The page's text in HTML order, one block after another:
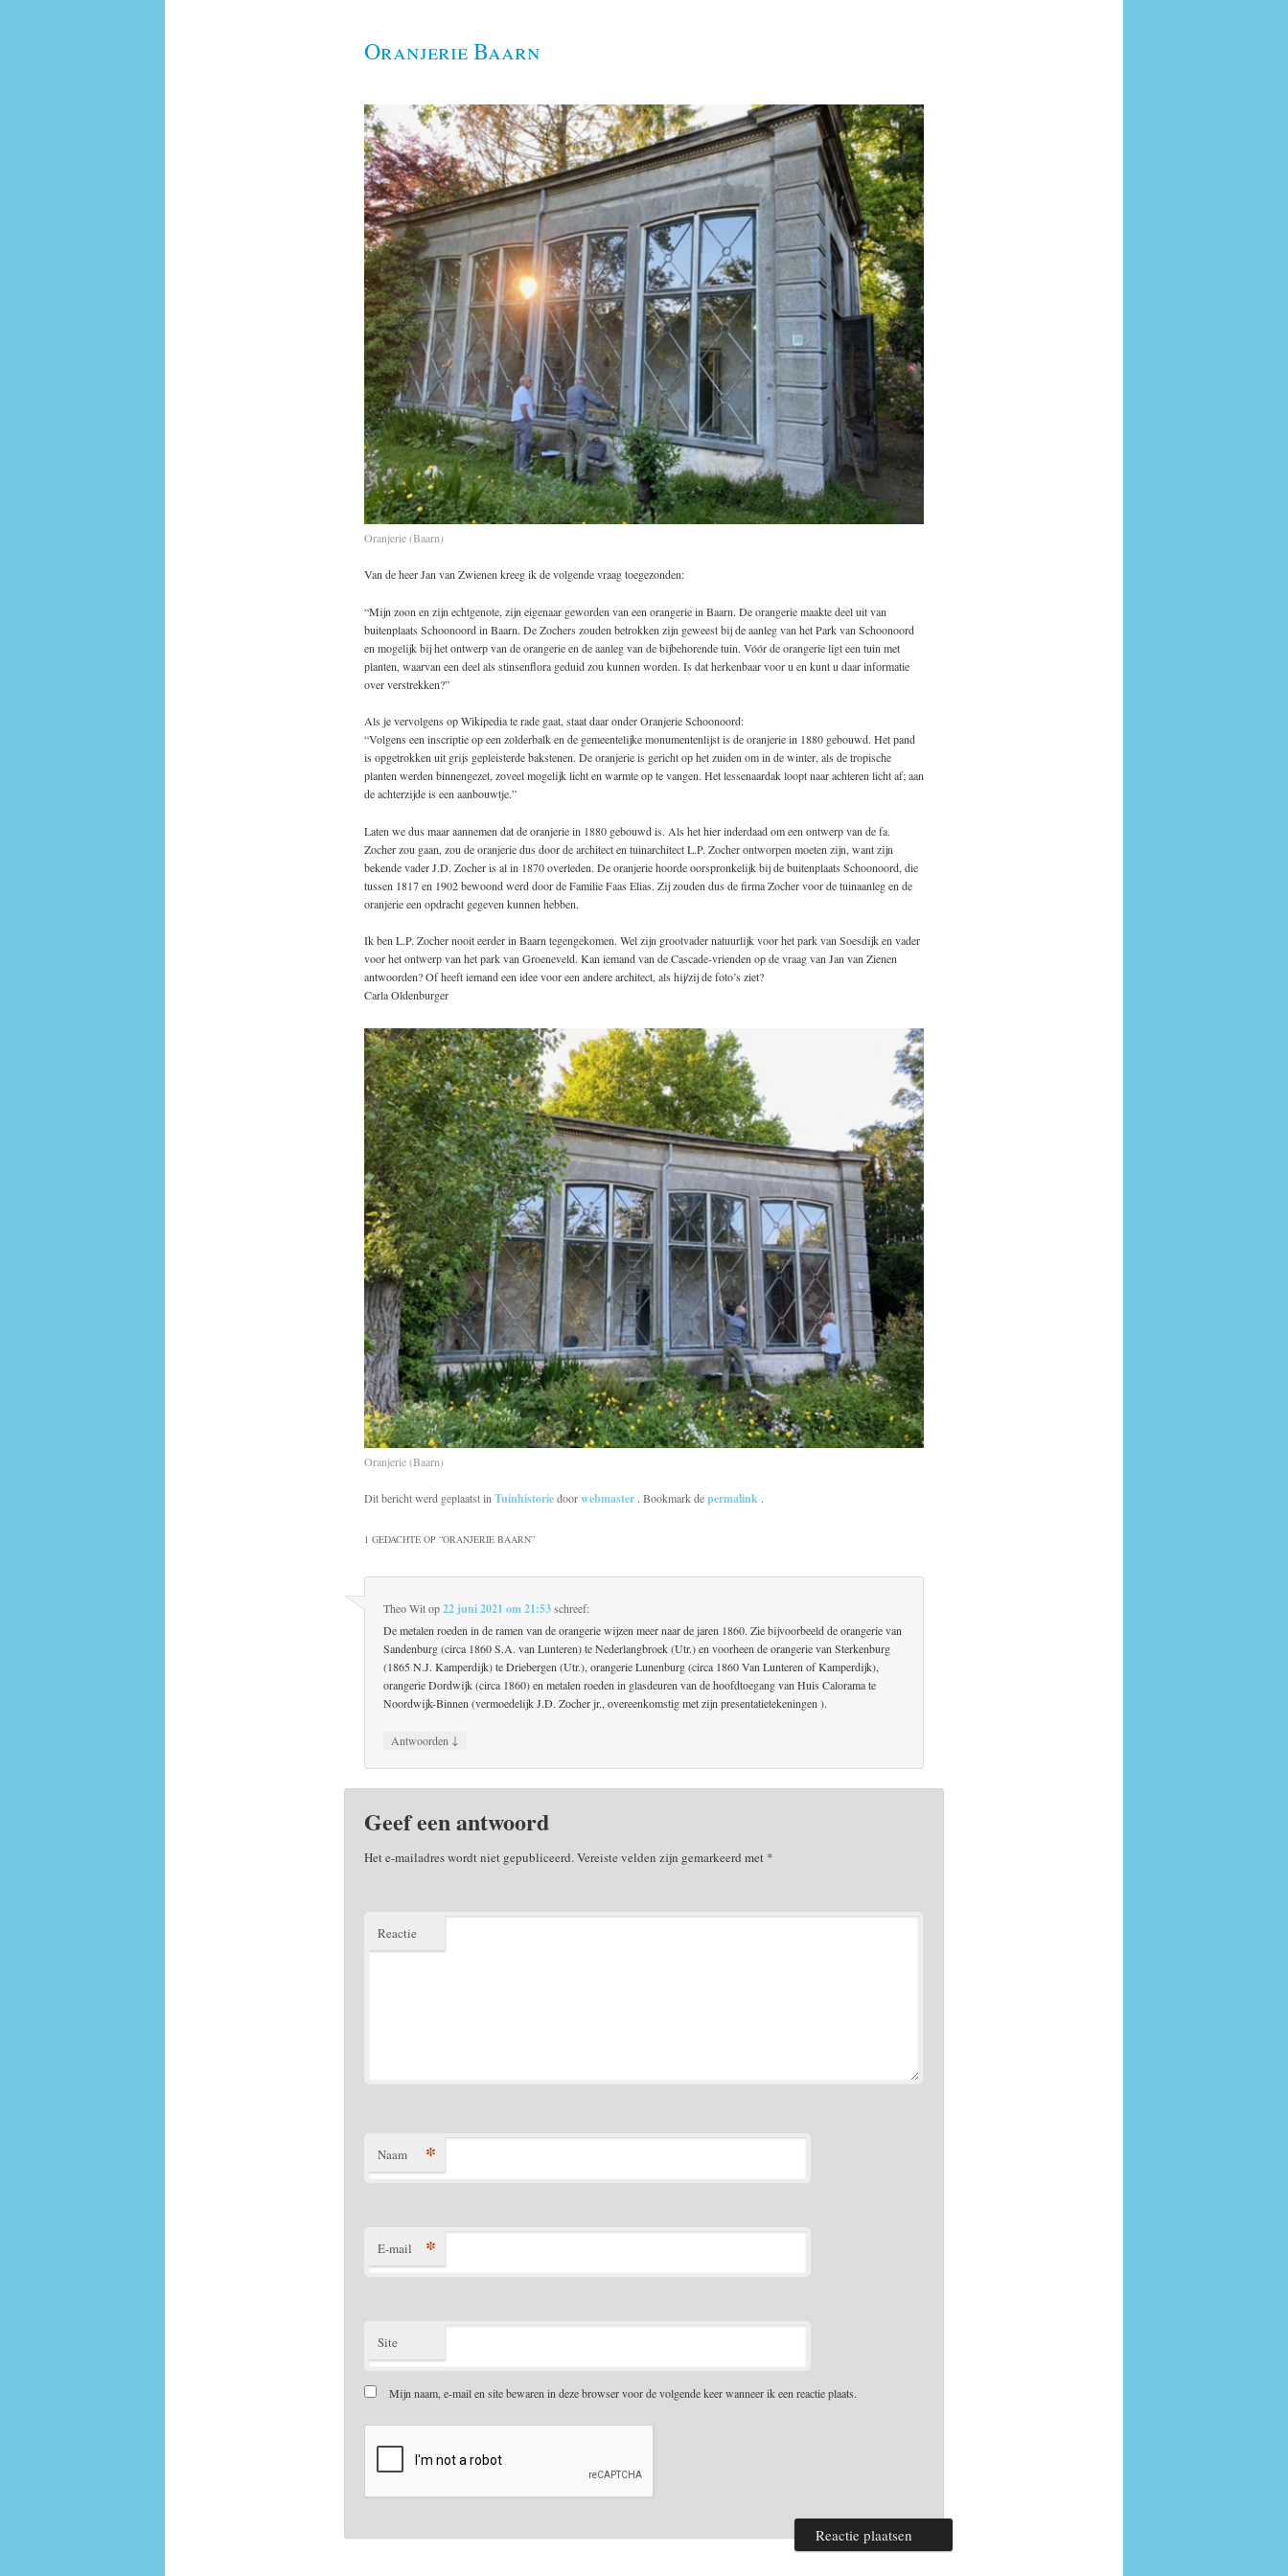
Oranjerie Baarn
Oranjerie (Baarn)
Van de heer Jan van Zwienen kreeg ik de volgende vraag toegezonden:
“Mijn zoon en zijn echtgenote, zijn eigenaar geworden van een orangerie in Baarn. De orangerie maakte deel uit van
buitenplaats Schoonoord in Baarn. De Zochers zouden betrokken zijn geweest bij de aanleg van het Park van Schoonoord
en mogelijk bij het ontwerp van de orangerie en de aanleg van de bijbehorende tuin. Vóór de orangerie ligt een tuin met
planten, waarvan een deel als stinsenflora geduid zou kunnen worden. Is dat herkenbaar voor u en kunt u daar informatie
over verstrekken?”
Als je vervolgens op Wikipedia te rade gaat, staat daar onder Oranjerie Schoonoord:
“Volgens een inscriptie op een zolderbalk en de gemeentelijke monumentenlijst is de oranjerie in 1880 gebouwd. Het pand
is opgetrokken uit grijs gepleisterde bakstenen. De oranjerie is gericht op het zuiden om in de winter, als de tropische
planten werden binnengezet, zoveel mogelijk licht en warmte op te vangen. Het lessenaardak loopt naar achteren licht af; aan
de achterzijde is een aanbouwtje.”
Laten we dus maar aannemen dat de oranjerie in 1880 gebouwd is. Als het hier inderdaad om een ontwerp van de fa.
Zocher zou gaan, zou de oranjerie dus door de architect en tuinarchitect L.P. Zocher ontworpen moeten zijn, want zijn
bekende vader J.D. Zocher is al in 1870 overleden. De oranjerie hoorde oorspronkelijk bij de buitenplaats Schoonoord, die
tussen 1817 en 1902 bewoond werd door de Familie Faas Elias. Zij zouden dus de firma Zocher voor de tuinaanleg en de
oranjerie een opdracht gegeven kunnen hebben.
Ik ben L.P. Zocher nooit eerder in Baarn tegengekomen. Wel zijn grootvader natuurlijk voor het park van Soesdijk en vader
voor het ontwerp van het park van Groeneveld. Kan iemand van de Cascade-vrienden op de vraag van Jan van Zienen
antwoorden? Of heeft iemand een idee voor een andere architect, als hij/zij de foto’s ziet?
Carla Oldenburger
Oranjerie (Baarn)
Dit bericht werd geplaatst inTuinhistoriedoorwebmaster . Bookmark depermalink .
1 GEDACHTE OP “ORANJERIE BAARN”
Theo Witop22 juni 2021 om 21:53 schreef:
De metalen roeden in de ramen van de orangerie wijzen meer naar de jaren 1860. Zie bijvoorbeeld de orangerie van
Sandenburg (circa 1860 S.A. van Lunteren) te Nederlangbroek (Utr.) en voorheen de orangerie van Sterkenburg
(1865 N.J. Kamperdijk) te Driebergen (Utr.), orangerie Lunenburg (circa 1860 Van Lunteren of Kamperdijk),
orangerie Dordwijk (circa 1860) en metalen roeden in glasdeuren van de hoofdtoegang van Huis Calorama te
Noordwijk-Binnen (vermoedelijk J.D. Zocher jr., overeenkomstig met zijn presentatietekeningen ).
Antwoorden ↓
Geef een antwoord
Het e-mailadres wordt niet gepubliceerd.Vereiste velden zijn gemarkeerd met *
Reactie
Naam *
E-mail *
Site
Mijn naam, e-mail en site bewaren in deze browser voor de volgende keer wanneer ik een reactie plaats.